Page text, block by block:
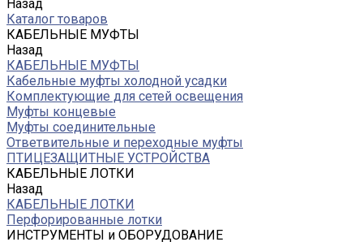
Назад
Каталог товаров
КАБЕЛЬНЫЕ МУФТЫ
Назад
КАБЕЛЬНЫЕ МУФТЫ
Кабельные муфты холодной усадки
Комплектующие для сетей освещения
Муфты концевые
Муфты соединительные
Ответвительные и переходные муфты
ПТИЦЕЗАЩИТНЫЕ УСТРОЙСТВА
КАБЕЛЬНЫЕ ЛОТКИ
Назад
КАБЕЛЬНЫЕ ЛОТКИ
Перфорированные лотки
ИНСТРУМЕНТЫ и ОБОРУДОВАНИЕ